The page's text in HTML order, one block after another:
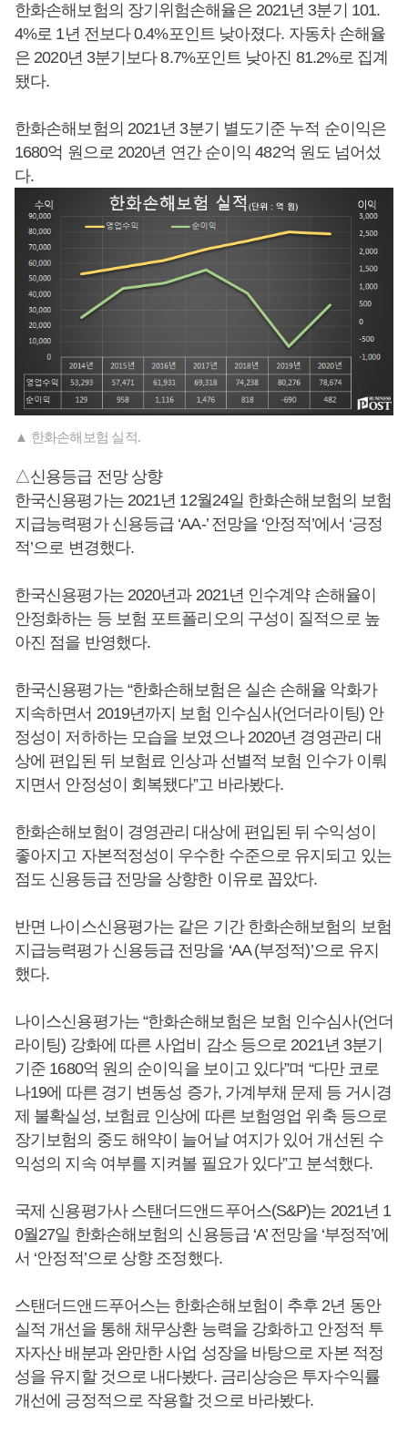
한화손해보험의 장기위험손해율은 2021년 3분기 101.
4%로 1년 전보다 0.4%포인트 낮아졌다. 자동차 손해율
은 2020년 3분기보다 8.7%포인트 낮아진 81.2%로 집계
됐다.
한화손해보험의 2021년 3분기 별도기준 누적 순이익은
1680억 원으로 2020년 연간 순이익 482억 원도 넘어섰
다.
▲ 한화손해보험 실적.
△신용등급 전망 상향
한국신용평가는 2021년 12월24일 한화손해보험의 보험
지급능력평가 신용등급 ‘AA-’ 전망을 ‘안정적’에서 ‘긍정
적’으로 변경했다.
한국신용평가는 2020년과 2021년 인수계약 손해율이
안정화하는 등 보험 포트폴리오의 구성이 질적으로 높
아진 점을 반영했다.
한국신용평가는 “한화손해보험은 실손 손해율 악화가
지속하면서 2019년까지 보험 인수심사(언더라이팅) 안
정성이 저하하는 모습을 보였으나 2020년 경영관리 대
상에 편입된 뒤 보험료 인상과 선별적 보험 인수가 이뤄
지면서 안정성이 회복됐다”고 바라봤다.
한화손해보험이 경영관리 대상에 편입된 뒤 수익성이
좋아지고 자본적정성이 우수한 수준으로 유지되고 있는
점도 신용등급 전망을 상향한 이유로 꼽았다.
반면 나이스신용평가는 같은 기간 한화손해보험의 보험
지급능력평가 신용등급 전망을 ‘AA (부정적)’으로 유지
했다.
나이스신용평가는 “한화손해보험은 보험 인수심사(언더
라이팅) 강화에 따른 사업비 감소 등으로 2021년 3분기
기준 1680억 원의 순이익을 보이고 있다”며 “다만 코로
나19에 따른 경기 변동성 증가, 가계부채 문제 등 거시경
제 불확실성, 보험료 인상에 따른 보험영업 위축 등으로
장기보험의 중도 해약이 늘어날 여지가 있어 개선된 수
익성의 지속 여부를 지켜볼 필요가 있다”고 분석했다.
국제 신용평가사 스탠더드앤드푸어스(S&P)는 2021년 1
0월27일 한화손해보험의 신용등급 ‘A’ 전망을 ‘부정적’에
서 ‘안정적’으로 상향 조정했다.
스탠더드앤드푸어스는 한화손해보험이 추후 2년 동안
실적 개선을 통해 채무상환 능력을 강화하고 안정적 투
자자산 배분과 완만한 사업 성장을 바탕으로 자본 적정
성을 유지할 것으로 내다봤다. 금리상승은 투자수익률
개선에 긍정적으로 작용할 것으로 바라봤다.